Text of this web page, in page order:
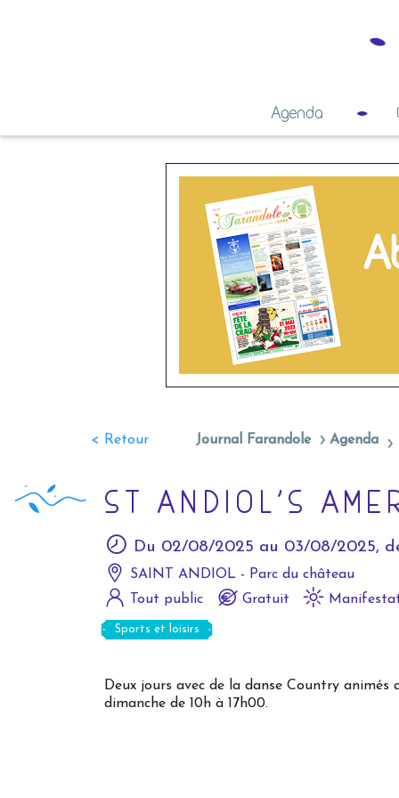
Agenda
< Retour Journal Farandole Agenda
ST ANDIOL’S
Du 02/08/2025 au 03/08/2025,
SAINT ANDIOL - Parc du château
Tout public
Gratuit
Sports et loisirs
Deux jours avec de la danse Country animés
dimanche de 10h à 17h00.